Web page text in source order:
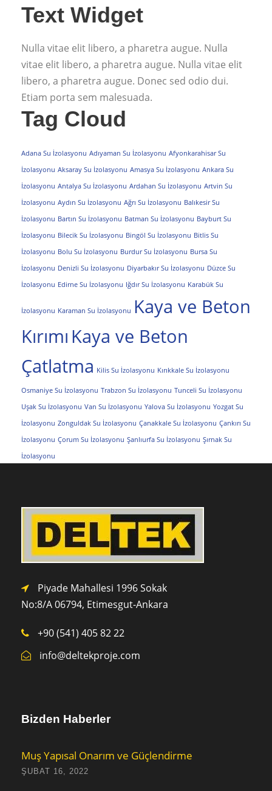
Text Widget
Nulla vitae elit libero, a pharetra augue. Nulla
vitae elit libero, a pharetra augue. Nulla vitae elit
libero, a pharetra augue. Donec sed odio dui.
Etiam porta sem malesuada.
Tag Cloud
Adana Su İzolasyonu Adıyaman Su İzolasyonu Afyonkarahisar Su
İzolasyonu Aksaray Su İzolasyonu Amasya Su İzolasyonu Ankara Su
İzolasyonu Antalya Su İzolasyonu Ardahan Su İzolasyonu Artvin Su
İzolasyonu Aydın Su İzolasyonu Ağrı Su İzolasyonu Balıkesir Su
İzolasyonu Bartın Su İzolasyonu Batman Su İzolasyonu Bayburt Su
İzolasyonu Bilecik Su İzolasyonu Bingöl Su İzolasyonu Bitlis Su
İzolasyonu Bolu Su İzolasyonu Burdur Su İzolasyonu Bursa Su
İzolasyonu Denizli Su İzolasyonu Diyarbakır Su İzolasyonu Düzce Su
İzolasyonu Edirne Su İzolasyonu Iğdır Su İzolasyonu Karabük Su
İzolasyonu Karaman Su İzolasyonu Kaya ve Beton
Kırımı Kaya ve Beton
Çatlatma Kilis Su İzolasyonu Kırıkkale Su İzolasyonu
Osmaniye Su İzolasyonu Trabzon Su İzolasyonu Tunceli Su İzolasyonu
Uşak Su İzolasyonu Van Su İzolasyonu Yalova Su İzolasyonu Yozgat Su
İzolasyonu Zonguldak Su İzolasyonu Çanakkale Su İzolasyonu Çankırı Su
İzolasyonu Çorum Su İzolasyonu Şanlıurfa Su İzolasyonu Şırnak Su
İzolasyonu
Piyade Mahallesi 1996 Sokak
No:8/A 06794, Etimesgut-Ankara
+90 (541) 405 82 22
info@deltekproje.com
Bizden Haberler
Muş Yapısal Onarım ve Güçlendirme
ŞUBAT 16, 2022